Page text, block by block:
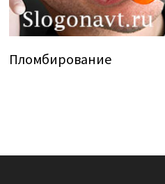
Пломбирование